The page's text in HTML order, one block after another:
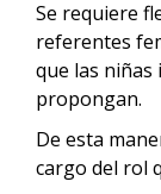
Se requiere
referentes
que las niñas
propongan.
De esta
cargo del rol